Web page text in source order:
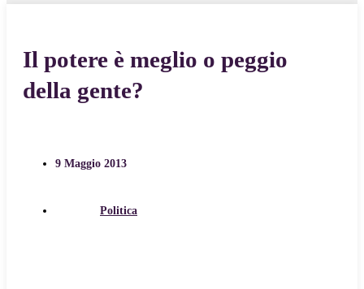
Il potere è meglio o peggio
della gente?
9 Maggio 2013
Politica